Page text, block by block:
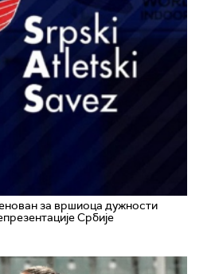
за вршиоца дужности
Србије